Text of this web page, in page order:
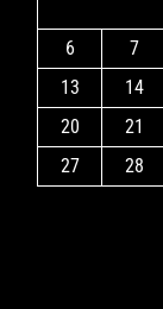
6
7
13
14
20
21
27
28